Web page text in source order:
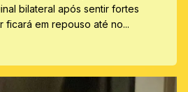
bilateral após sentir fortes
ficará em repouso até no...